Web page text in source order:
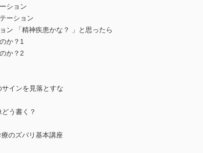
ション
ーション
ン 「精神疾患かな？ 」と思ったら
か？1
か？2
インを見落とすな
う書く？
のズバリ基本講座